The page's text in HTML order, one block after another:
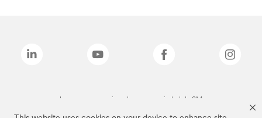
Las marcas mencionadas son propiedad de 3M